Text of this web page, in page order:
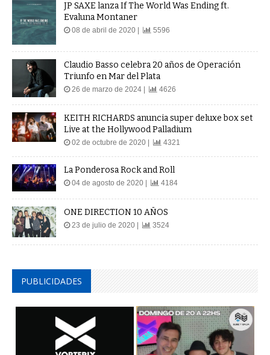
JP SAXE lanza If The World Was Ending ft.
Evaluna Montaner
08 de abril de 2020 | 5596
Claudio Basso celebra 20 años de Operación
Triunfo en Mar del Plata
26 de marzo de 2024 | 4626
KEITH RICHARDS anuncia super deluxe box set
Live at the Hollywood Palladium
02 de octubre de 2020 | 4321
La Ponderosa Rock and Roll
04 de agosto de 2020 | 4184
ONE DIRECTION 10 AÑOS
23 de julio de 2020 | 3524
PUBLICIDADES